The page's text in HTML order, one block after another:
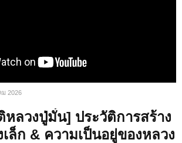
2026
หลวงปู่มั่น] ประวัติการสร้าง
ล็ก & ความเป็นอยู่ของหลวง